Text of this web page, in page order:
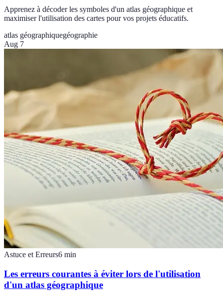
Apprenez à décoder les symboles d'un atlas géographique et
maximiser l'utilisation des cartes pour vos projets éducatifs.
atlas géographiquegéographie
Aug 7
Astuce et Erreurs6 min
Les erreurs courantes à éviter lors de l'utilisation
d'un atlas géographique